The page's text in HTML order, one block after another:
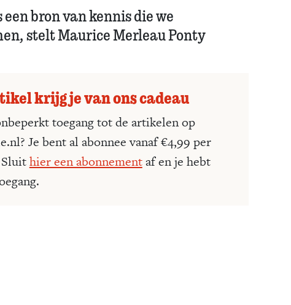
bron van kennis die we
stelt Maurice Merleau Ponty
krijg je van ons cadeau
toegang tot de artikelen op
Je bent al abonnee vanaf €4,99 per
hier een abonnementaf en je hebt